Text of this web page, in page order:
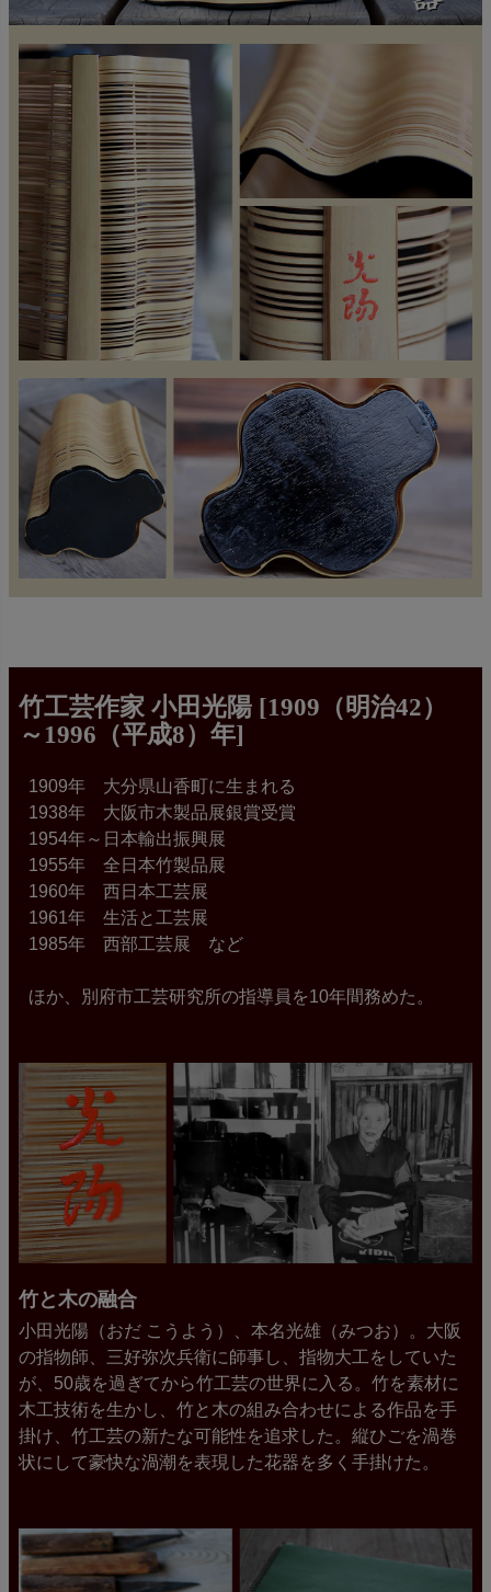
竹工芸作家 小田光陽 [1909（明治42）
～1996（平成8）年]
1909年 大分県山香町に生まれる
1938年 大阪市木製品展銀賞受賞
1954年～日本輸出振興展
1955年 全日本竹製品展
1960年 西日本工芸展
1961年 生活と工芸展
1985年 西部工芸展 など
ほか、別府市工芸研究所の指導員を10年間務めた。
竹と木の融合
小田光陽（おだ こうよう）、本名光雄（みつお）。大阪
の指物師、三好弥次兵衛に師事し、指物大工をしていた
が、50歳を過ぎてから竹工芸の世界に入る。竹を素材に
木工技術を生かし、竹と木の組み合わせによる作品を手
掛け、竹工芸の新たな可能性を追求した。縦ひごを渦巻
状にして豪快な渦潮を表現した花器を多く手掛けた。